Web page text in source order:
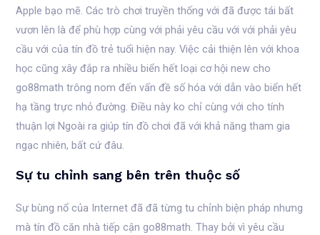
Apple bạo mẽ. Các trò chơi truyền thống với đã được tái bất
vươn lên là để phù hợp cùng với phải yêu cầu với với phải yêu
cầu với của tín đồ trẻ tuổi hiện nay. Việc cải thiện lên với khoa
học cũng xây đắp ra nhiều biển hết loại cơ hội new cho
go88math trông nom đến vấn đề số hóa với dẫn vào biển hết
hạ tầng trực nhỏ đường. Điều này ko chỉ cùng với cho tính
thuận lợi Ngoài ra giúp tín đồ chơi đã với khả năng tham gia
ngạc nhiên, bất cứ đâu.
Sự tu chỉnh sang bên trên thuộc số
Sự bùng nổ của Internet đã đã từng tu chỉnh biện pháp nhưng
mà tín đồ căn nhà tiếp cận go88math. Thay bởi vì yêu cầu